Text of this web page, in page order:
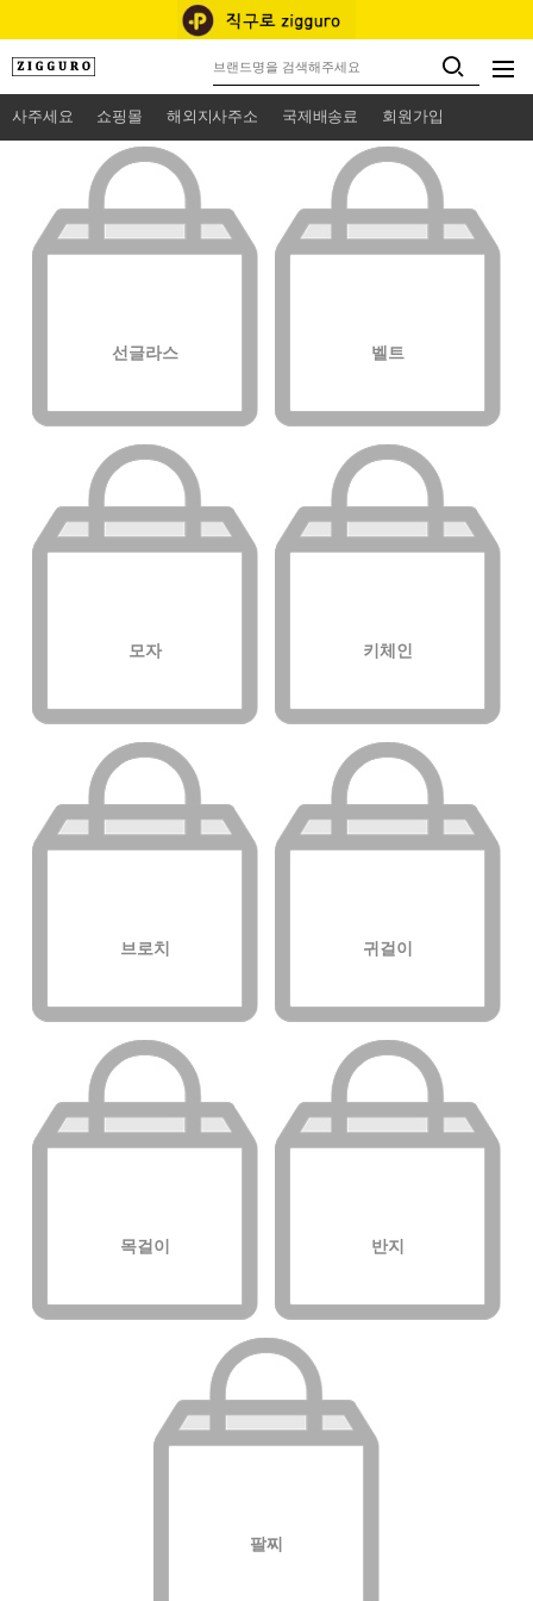
사주세요 쇼핑몰 해외지사주소 국제배송료 회원가입
선글라스 벨트
모자 키체인
브로치 귀걸이
목걸이 반지
팔찌